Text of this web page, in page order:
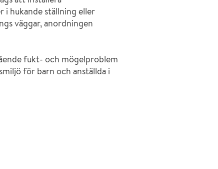
i hukande ställning eller
väggar, anordningen
fukt- och mögelproblem
för barn och anställda i